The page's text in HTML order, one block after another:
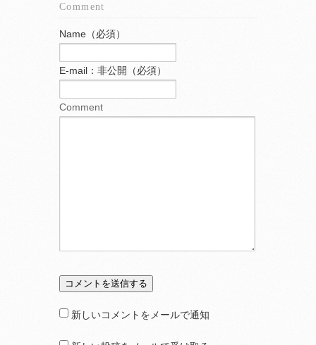
Comment
Name（必須）
E-mail：非公開（必須）
Comment
新しいコメントをメールで通知